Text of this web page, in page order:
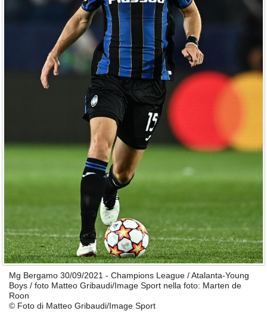
Mg Bergamo 30/09/2021 - Champions League / Atalanta-Young
Boys / foto Matteo Gribaudi/Image Sport nella foto: Marten de
Roon
© Foto di Matteo Gribaudi/Image Sport